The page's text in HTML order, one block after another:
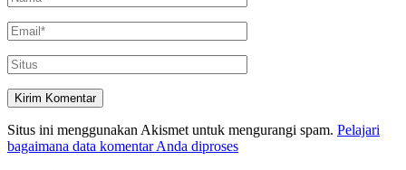
Situs ini menggunakan Akismet untuk mengurangi spam. Pelajari
bagaimana data komentar Anda diproses